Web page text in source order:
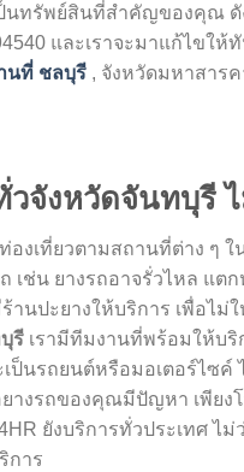
ป็นทรัพย์สินที่สำคัญของคุ
และเราจะมาแก้ไข
นที่ ชลบุรี , จังหวัดมหาสารค
จังหวัดจันทบุรี
งเที่ยวตามสถานที่ต่าง ๆ
เช่น ยางรถอาจรั่วไหล แ
านปะยางให้บริการ เพื่อไ
รี เรามีทีมงานที่พร้อมให้บริ
ป็นรถยนต์หรือมอเตอร์ไซ
งรถของคุณมีปัญหา เพียง
ยังบริการทั่วประเทศ ไม่
การ